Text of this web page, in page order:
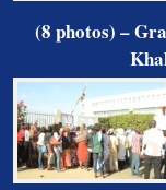
(8 photos) –